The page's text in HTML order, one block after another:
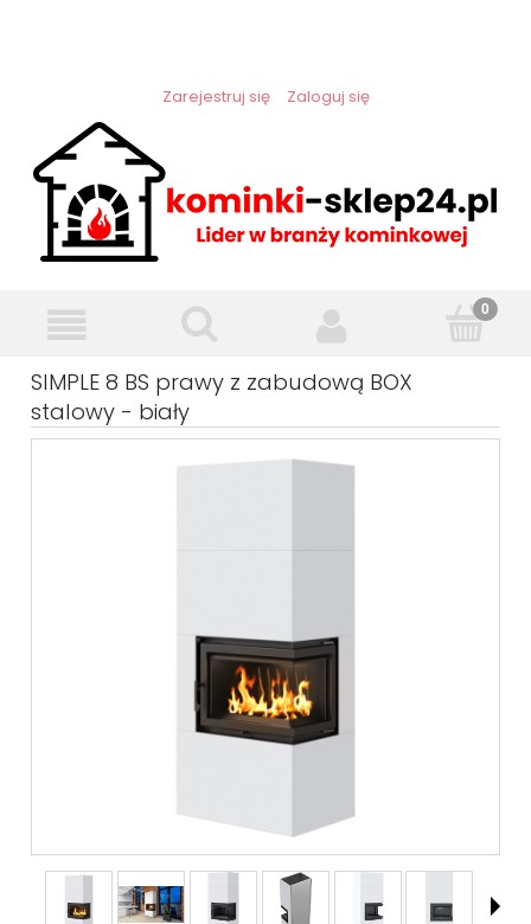
Zarejestruj się Zaloguj się
SIMPLE 8 BS prawy z zabudową BOX
stalowy - biały